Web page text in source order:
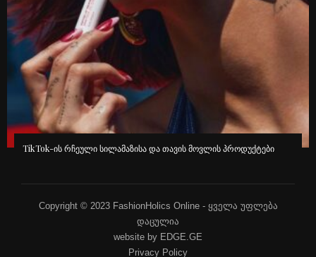
TikTok-ის რჩეული სილამაზისა და თავის მოვლის პროდუქტები
Copyright © 2023 FashionHolics Online - ყველა უფლება
დაცულია
website by EDGE.GE
Privacy Policy